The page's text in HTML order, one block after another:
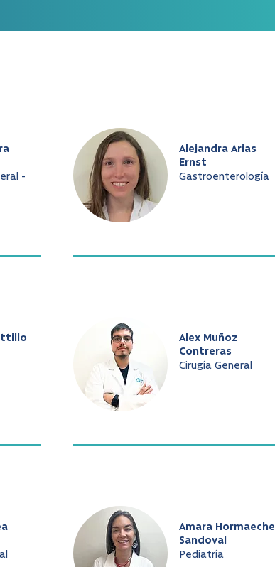
-
Alejandra Arias
Ernst
Gastroenterología
Alex Muñoz
Contreras
Cirugía General
Amara
Sandoval
Pediatría